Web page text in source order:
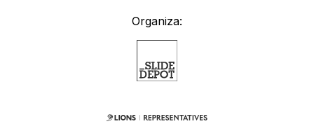
Organiza: